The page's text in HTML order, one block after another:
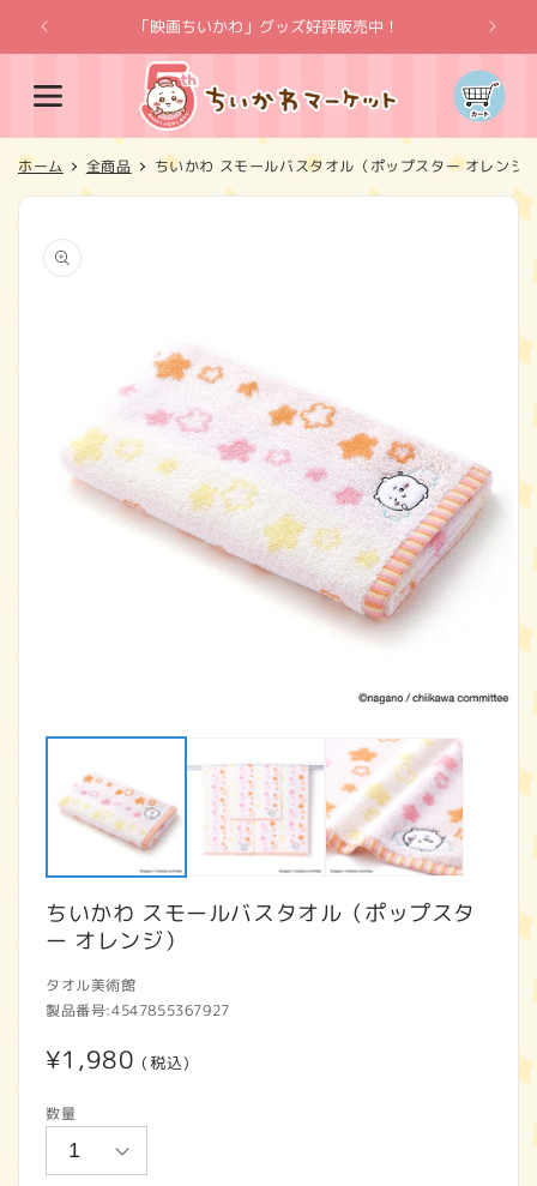
ンツに
進む
「映画ちいかわ」グッズ好評販売中！
カ
ー
ト
ホーム 全商品 ちいかわ スモールバスタオル（ポップスター オレンジ
報にス
キップ
ちいかわ スモールバスタオル（ポップスタ
ー オレンジ）
タオル美術館
製品番号:4547855367927
通
価
格
¥1,980 (税込)
数量